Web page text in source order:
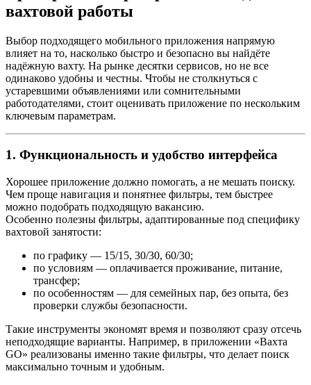
вахтовой работы
Выбор подходящего мобильного приложения напрямую
влияет на то, насколько быстро и безопасно вы найдёте
надёжную вахту. На рынке десятки сервисов, но не все
одинаково удобны и честны. Чтобы не столкнуться с
устаревшими объявлениями или сомнительными
работодателями, стоит оценивать приложение по нескольким
ключевым параметрам.
1. Функциональность и удобство интерфейса
Хорошее приложение должно помогать, а не мешать поиску.
Чем проще навигация и понятнее фильтры, тем быстрее
можно подобрать подходящую вакансию.
Особенно полезны фильтры, адаптированные под специфику
вахтовой занятости:
по графику — 15/15, 30/30, 60/30;
по условиям — оплачивается проживание, питание,
трансфер;
по особенностям — для семейных пар, без опыта, без
проверки службы безопасности.
Такие инструменты экономят время и позволяют сразу отсечь
неподходящие варианты. Например, в приложении «Вахта
GO» реализованы именно такие фильтры, что делает поиск
максимально точным и удобным.